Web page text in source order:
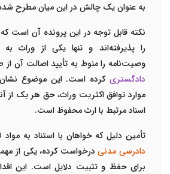
به عنوان یک چالش در این میان مطرح
نکته قابل توجه در این پرونده آن است
را پذیرفته‌اند و تنها یکی از وراث
وصیت‌نامه را منوط به تأیید اصالت آن
دادگستری کرده است. این موضوع
موارد توافق اکثریت وراث، حق هر یک از
اسناد مرتبط با ارث محفوظ است.
تأمین دلیل که خواهان با استناد به مواد ۱۴۹ و
دادرسی مدنیدرخواست کرده، یکی از
برای حفظ و تثبیت دلایل است. این